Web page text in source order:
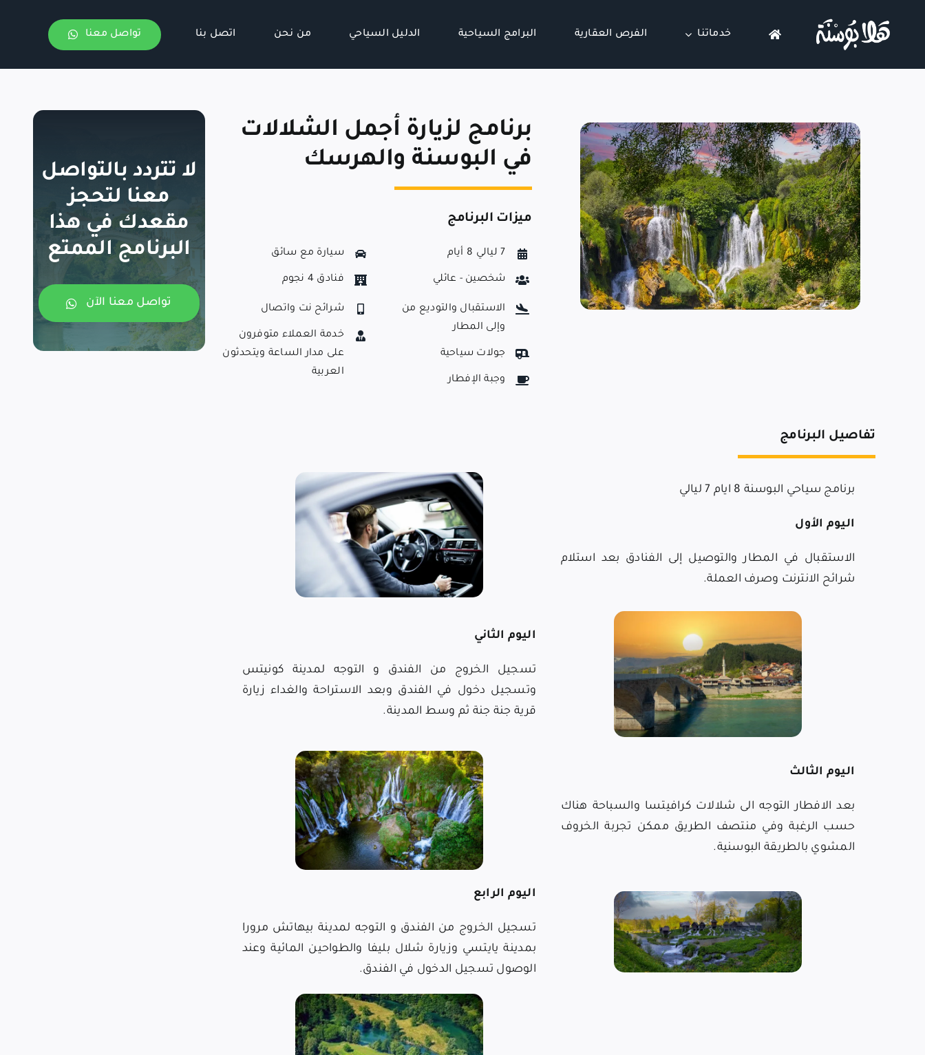
خدماتنا الفرص العقارية البرامج السياحية الدليل السياحي من نحن اتصل بنا تواصل معنا
برنامج لزيارة أجمل الشلالات
في البوسنة والهرسك
ميزات البرنامج
7 ليالي 8 أيام
شخصين - عائلي
الاستقبال والتوديع من
وإلى المطار
جولات سياحية
وجبة الإفطار
سيارة مع سائق
فنادق 4 نجوم
شرائح نت واتصال
خدمة العملاء متوفرون
على مدار الساعة ويتحدثون
العربية
لا تتردد بالتواصل
معنا لتحجز
مقعدك في هذا
البرنامج الممتع
تواصل معنا الآن
تفاصيل البرنامج
برنامج سياحي البوسنة 8 ايام 7 ليالي
اليوم الأول
الاستقبال في المطار والتوصيل إلى الفنادق بعد استلام
شرائح الانترنت وصرف العملة.
اليوم الثاني
تسجيل الخروج من الفندق و التوجه لمدينة كونيتس
وتسجيل دخول في الفندق وبعد الاستراحة والغداء زيارة
قرية جنة جنة ثم وسط المدينة.
اليوم الثالث
بعد الافطار التوجه الى شلالات كرافيتسا والسباحة هناك
حسب الرغبة وفي منتصف الطريق ممكن تجربة الخروف
المشوي بالطريقة البوسنية.
اليوم الرابع
تسجيل الخروج من الفندق و التوجه لمدينة بيهاتش مرورا
بمدينة يايتسي وزيارة شلال بليفا والطواحين المائية وعند
الوصول تسجيل الدخول في الفندق.